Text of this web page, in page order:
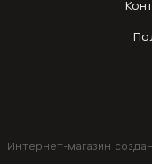
Интернет-магазин